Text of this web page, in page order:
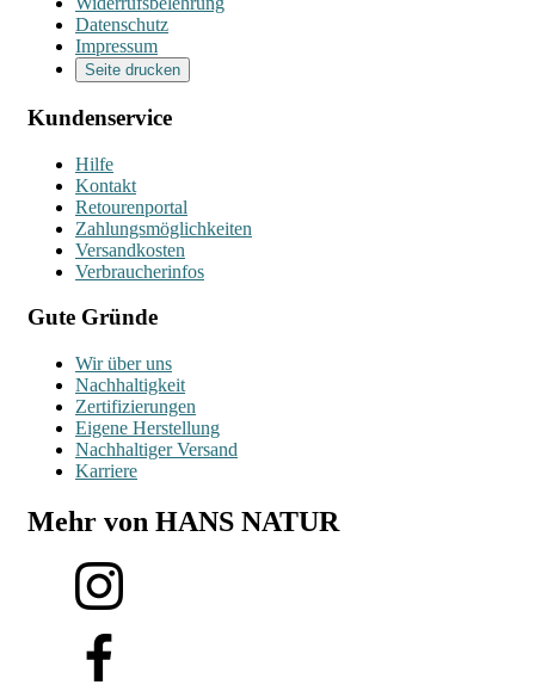
Datenschutz
Impressum
Seite drucken
Kundenservice
Hilfe
Kontakt
Retourenportal
Zahlungsmöglichkeiten
Versandkosten
Verbraucherinfos
Gute Gründe
Wir über uns
Nachhaltigkeit
Zertifizierungen
Eigene Herstellung
Nachhaltiger Versand
Karriere
Mehr von HANS NATUR